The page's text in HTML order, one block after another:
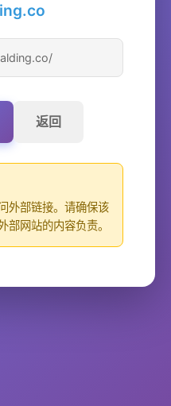
返回
外部链接。请确保该
部网站的内容负责。